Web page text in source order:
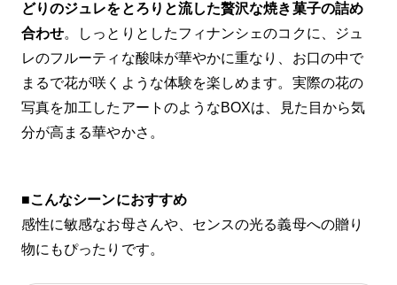
どりのジュレをとろりと流した贅沢な焼き菓子の詰め
合わせ。しっとりとしたフィナンシェのコクに、ジュ
レのフルーティな酸味が華やかに重なり、お口の中で
まるで花が咲くような体験を楽しめます。実際の花の
写真を加工したアートのようなBOXは、見た目から気
分が高まる華やかさ。
■こんなシーンにおすすめ
感性に敏感なお母さんや、センスの光る義母への贈り
物にもぴったりです。